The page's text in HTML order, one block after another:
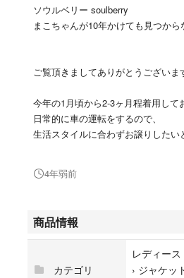
ソウルベリー soulberry
まこちゃんが10年かけても見つから
ご覧頂きましてありがとうござい
今年の1月頃から2-3ヶ月程着用して
日常的に車の運転をするので、
生活スタイルに合わずお譲りしたい
まだまだ着て頂けると思います♡
出品者身長155cm弱(155cm無いくら
地面から大体15cmくらいになる丈
4年弱前
商品情報
カテゴリ
レディース
› ジャケッ